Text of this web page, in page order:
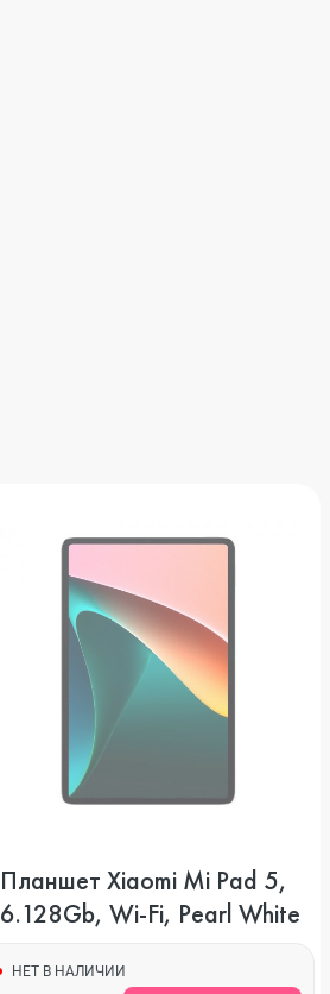
Планшет Xiaomi Mi Pad 5,
6.128Gb, Wi-Fi, Pearl White
НЕТ В НАЛИЧИИ